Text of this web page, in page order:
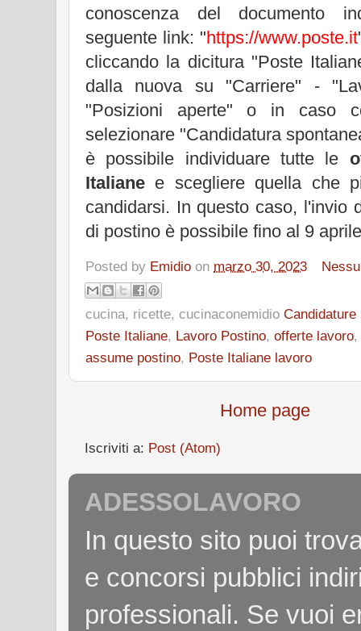
conoscenza del documento
seguente link: "https://www.poste.it
cliccando la dicitura "Poste
dalla nuova su "Carriere" -
"Posizioni aperte" o in caso
selezionare "Candidatura
è possibile individuare tutte le
Italiane e scegliere quella che
candidarsi. In questo caso, l'invio
di postino è possibile fino al 9
Posted by Emidio on marzo 30, 2023
cucina, ricette, cucinaconemidio Candidature
Poste Italiane, Lavoro Postino, offerte lavoro,
assume postino, Poste Italiane lavoro
Home page
Iscriviti a: Post (Atom)
ADESSOLAVORO
In questo sito puoi
e concorsi pubblici
professionali. Se vuoi